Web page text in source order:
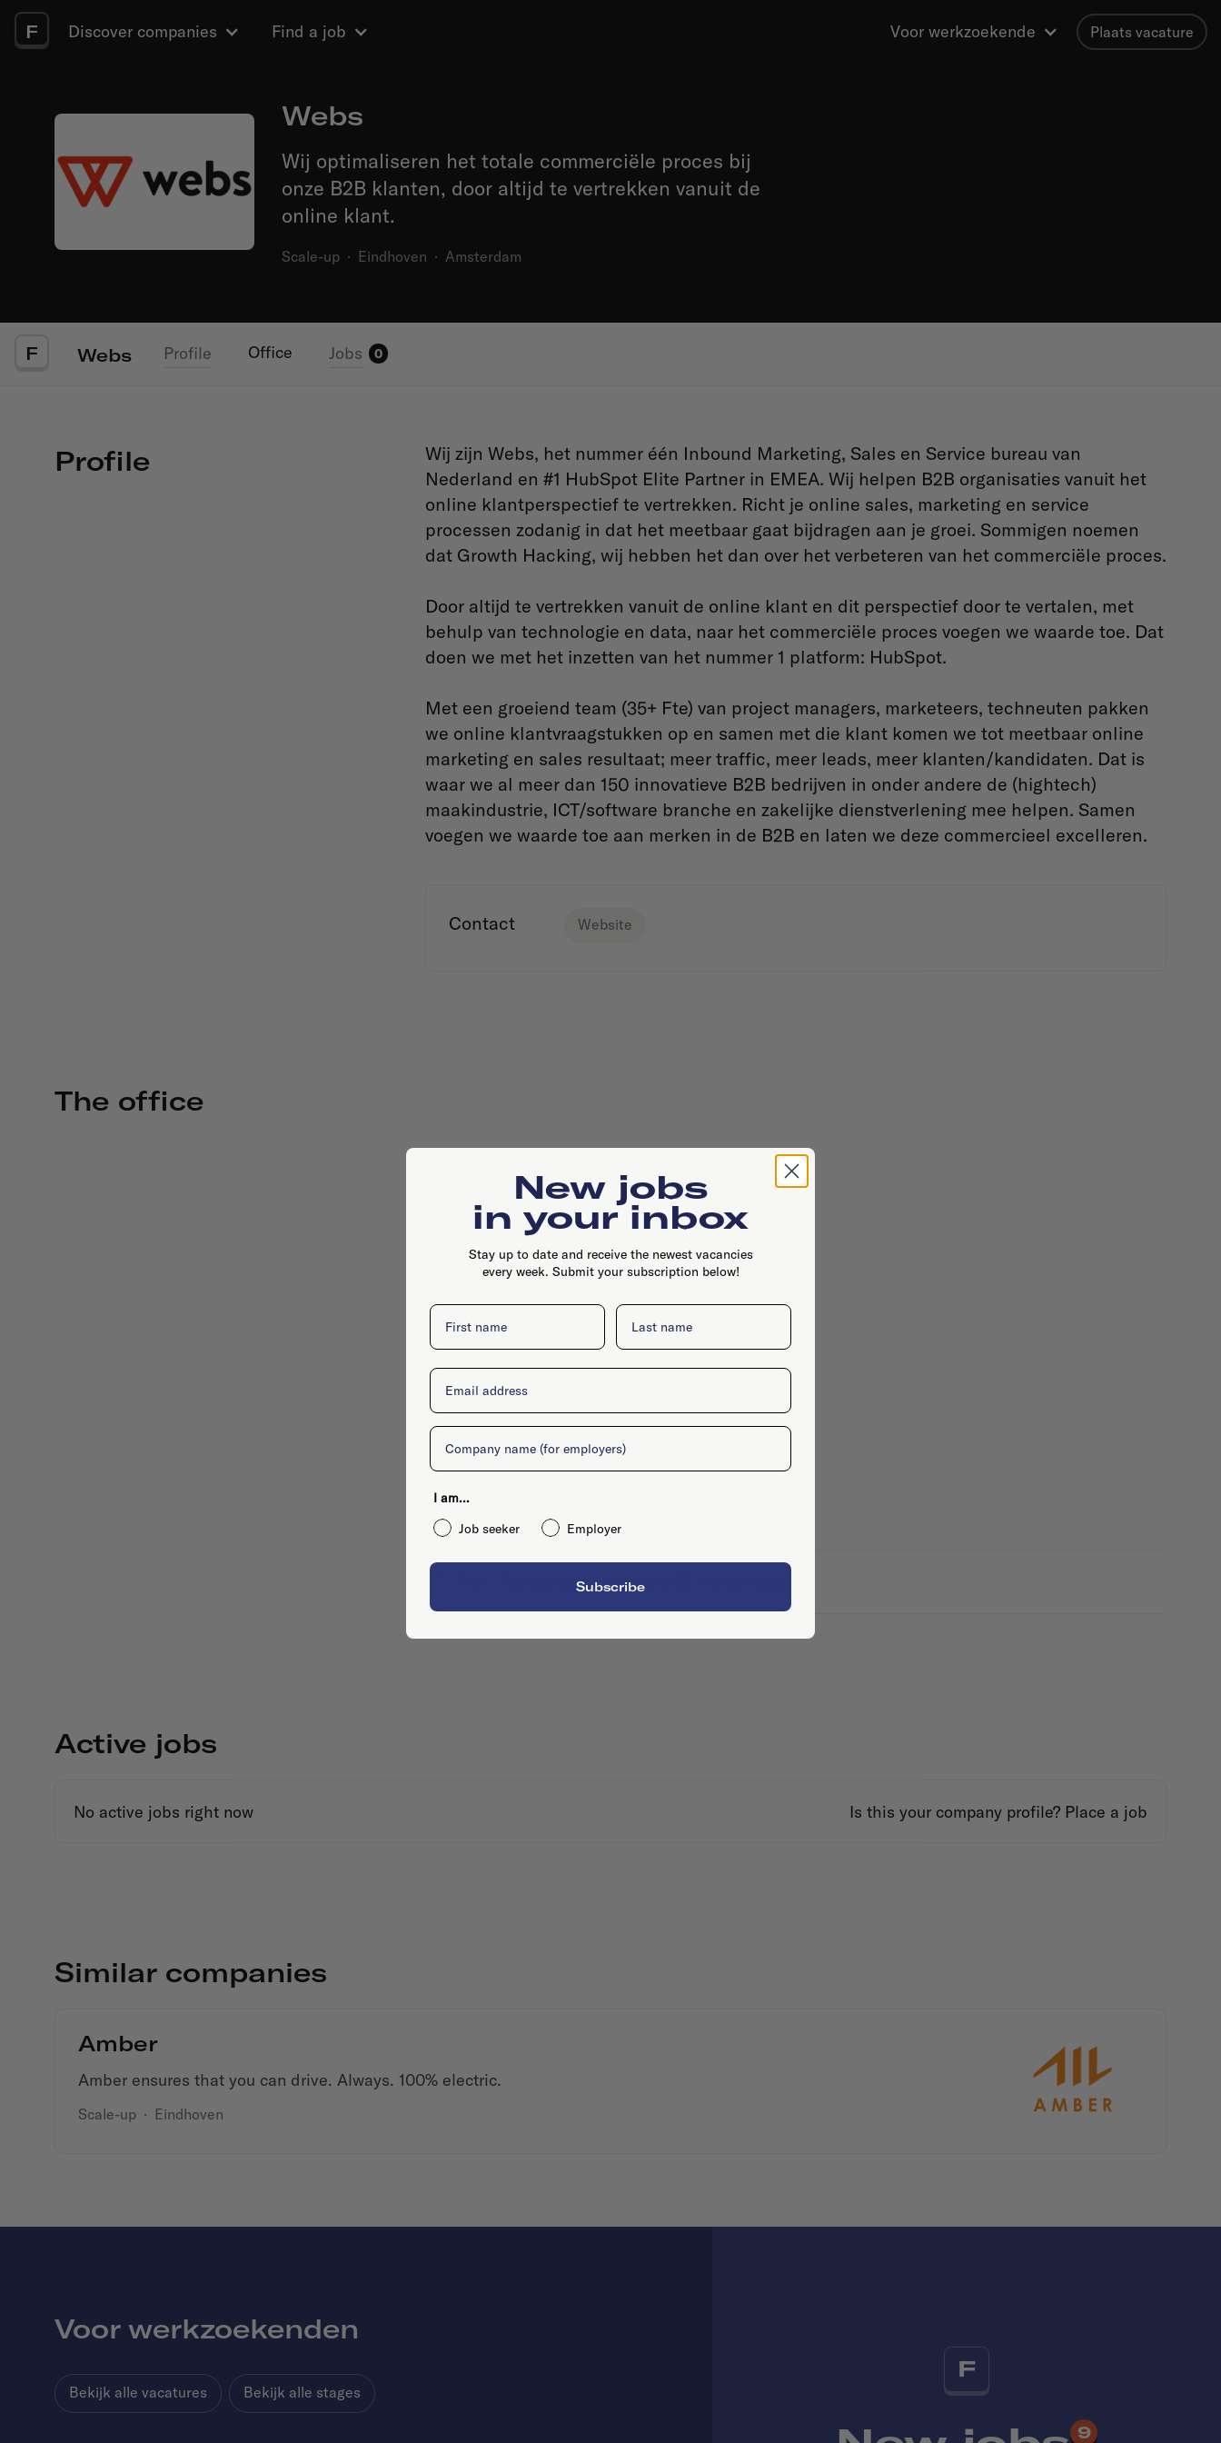
F Discover companies Find a job Voor werkzoekende Plaats vacature
Webs
Wij optimaliseren het totale commerciële proces bij
onze B2B klanten, door altijd te vertrekken vanuit de
online klant.
Scale-up · Eindhoven · Amsterdam
F Webs Profile Office Jobs 0
Profile
Wij zijn Webs, het nummer één Inbound Marketing, Sales en Service bureau van
Nederland en #1 HubSpot Elite Partner in EMEA. Wij helpen B2B organisaties vanuit het
online klantperspectief te vertrekken. Richt je online sales, marketing en service
processen zodanig in dat het meetbaar gaat bijdragen aan je groei. Sommigen noemen
dat Growth Hacking, wij hebben het dan over het verbeteren van het commerciële proces.
Door altijd te vertrekken vanuit de online klant en dit perspectief door te vertalen, met
behulp van technologie en data, naar het commerciële proces voegen we waarde toe. Dat
doen we met het inzetten van het nummer 1 platform: HubSpot.
Met een groeiend team (35+ Fte) van project managers, marketeers, techneuten pakken
we online klantvraagstukken op en samen met die klant komen we tot meetbaar online
marketing en sales resultaat; meer traffic, meer leads, meer klanten/kandidaten. Dat is
waar we al meer dan 150 innovatieve B2B bedrijven in onder andere de (hightech)
maakindustrie, ICT/software branche en zakelijke dienstverlening mee helpen. Samen
voegen we waarde toe aan merken in de B2B en laten we deze commercieel excelleren.
Contact Website
The office
Oude stadsgracht 1, 5611 DD, Eindhoven
Fred. Roeskestraat 115, 1076 EE, Amsterdam
Active jobs
No active jobs right now Is this your company profile? Place a job
Similar companies
Amber
Amber ensures that you can drive. Always. 100% electric.
Scale-up · Eindhoven
F
9
Voor werkzoekenden
Bekijk alle vacatures Bekijk alle stages
New jobs
in your inbox
Stay up to date and receive the newest vacancies
every week. Submit your subscription below!
First name Last name
Email
Company
I am...
Job seeker
Employer
Subscribe